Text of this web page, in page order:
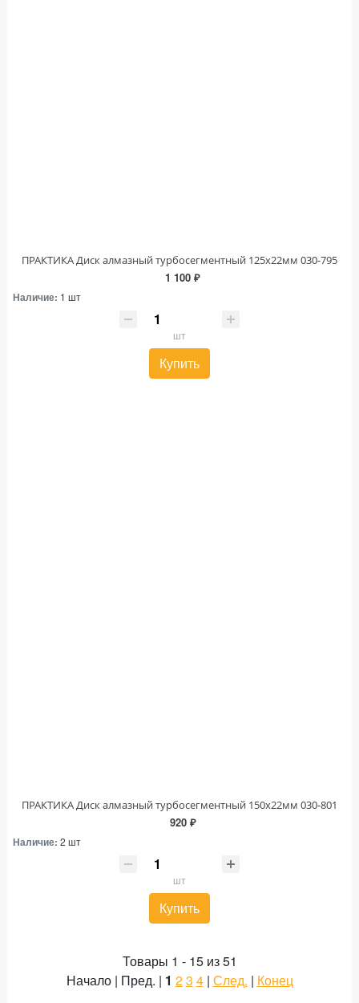
ПРАКТИКА Диск алмазный турбосегментный 125х22мм 030-795
1 100 ₽
Наличие: 1 шт
шт
Купить
ПРАКТИКА Диск алмазный турбосегментный 150х22мм 030-801
920 ₽
Наличие: 2 шт
шт
Купить
Товары 1 - 15 из 51
Начало | Пред. | 1 23 4| След. | Конец